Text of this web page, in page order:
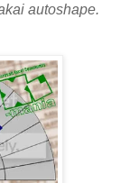
autoshape.